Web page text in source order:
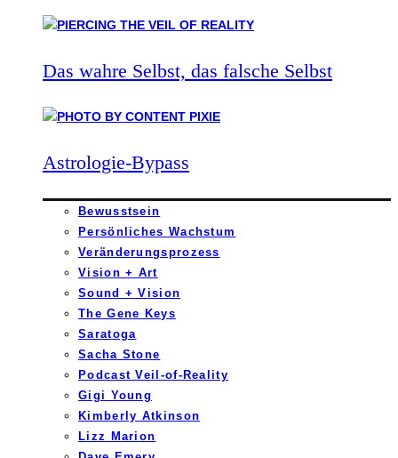
Das wahre Selbst, das falsche Selbst
Astrologie-Bypass
Bewusstsein
Persönliches Wachstum
Veränderungsprozess
Vision + Art
Sound + Vision
The Gene Keys
Saratoga
Sacha Stone
Podcast Veil-of-Reality
Gigi Young
Kimberly Atkinson
Lizz Marion